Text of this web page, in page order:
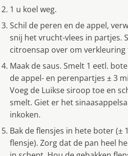
1 u koel weg.
Schil de peren en de appel,
snij het vrucht-vlees in partjes.
citroensap over om
Maak de saus. Smelt 1 eetl.
de appel- en perenpartjes ± 3
Voeg de Luikse siroop toe en
smelt. Giet er het
inkoken.
Bak de flensjes in hete boter (±
flensje). Zorg dat de pan heel